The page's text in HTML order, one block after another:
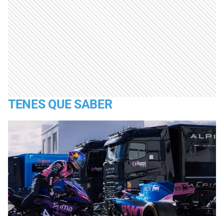
TENES QUE SABER